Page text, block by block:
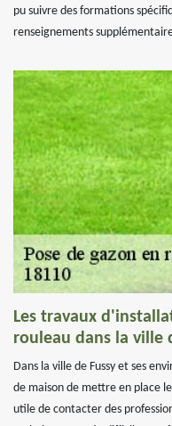
pu suivre des formations
renseignements
Les travaux
rouleau dans la ville
Dans la ville de Fussy et ses
de maison de mettre en place
utile de contacter des